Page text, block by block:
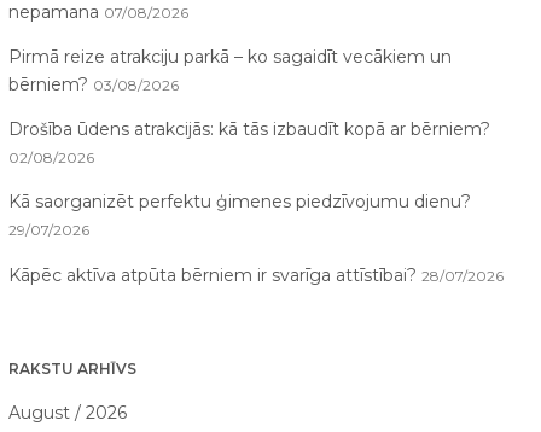
nepamana 07/08/2026
Pirmā reize atrakciju parkā – ko sagaidīt vecākiem un
bērniem? 03/08/2026
Drošība ūdens atrakcijās: kā tās izbaudīt kopā ar bērniem?
02/08/2026
Kā saorganizēt perfektu ģimenes piedzīvojumu dienu?
29/07/2026
Kāpēc aktīva atpūta bērniem ir svarīga attīstībai? 28/07/2026
RAKSTU ARHĪVS
August / 2026